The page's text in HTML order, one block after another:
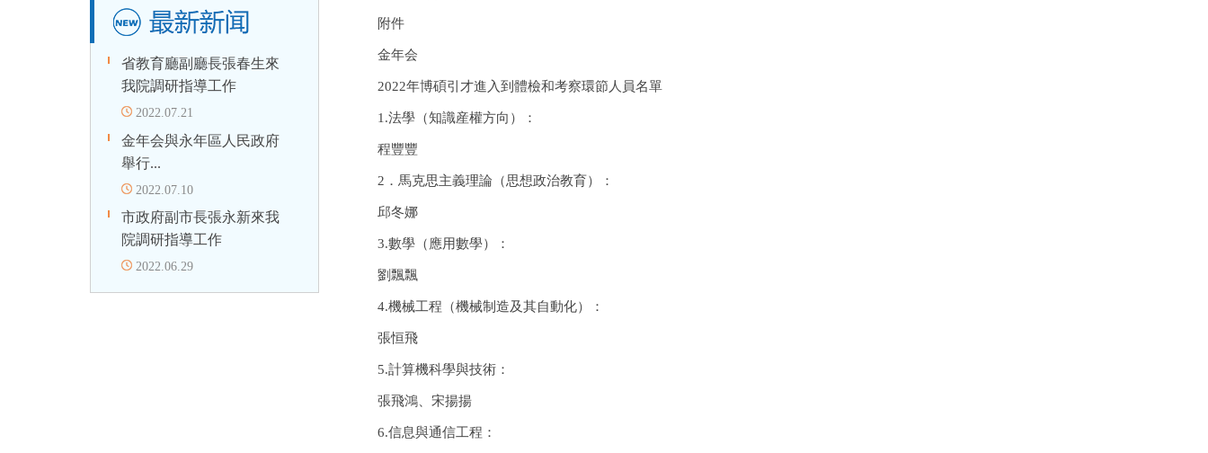
省教育廳副廳長張春生來
我院調研指導工作
2022.07.21
金年会與永年區人民政府
舉行...
2022.07.10
市政府副市長張永新來我
院調研指導工作
2022.06.29
附件
金年会
2022年博碩引才進入到體檢和考察環節人員名單
1.法學（知識産權方向）：
程豐豐
2．馬克思主義理論（思想政治教育）：
邱冬娜
3.數學（應用數學）：
劉飄飄
4.機械工程（機械制造及其自動化）：
張恒飛
5.計算機科學與技術：
張飛鴻、宋揚揚
6.信息與通信工程：